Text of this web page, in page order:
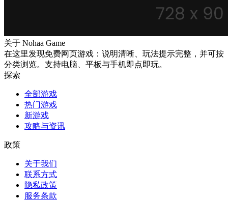
关于 Nohaa Game
在这里发现免费网页游戏：说明清晰、玩法提示完整，并可按
分类浏览。支持电脑、平板与手机即点即玩。
探索
全部游戏
热门游戏
新游戏
攻略与资讯
政策
关于我们
联系方式
隐私政策
服务条款